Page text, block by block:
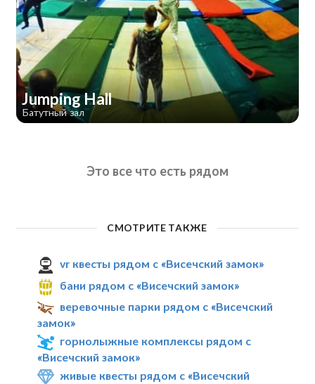
Jumping Hall
Батутный зал
Это все что есть рядом
СМОТРИТЕ ТАКЖЕ
vr квесты рядом с «Висечский замок»
бани рядом с «Висечский замок»
веревочные парки рядом с «Висечский
замок»
горнолыжные комплексы рядом с
«Висечский замок»
живые квесты рядом с «Висечский